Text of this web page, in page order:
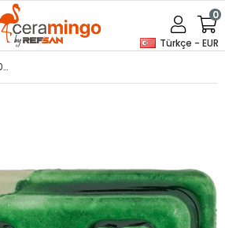
Türkçe - EUR
0
Bonlife A-300 Zümrüt Yeşili 400 Gr Seramik Artistik Sır